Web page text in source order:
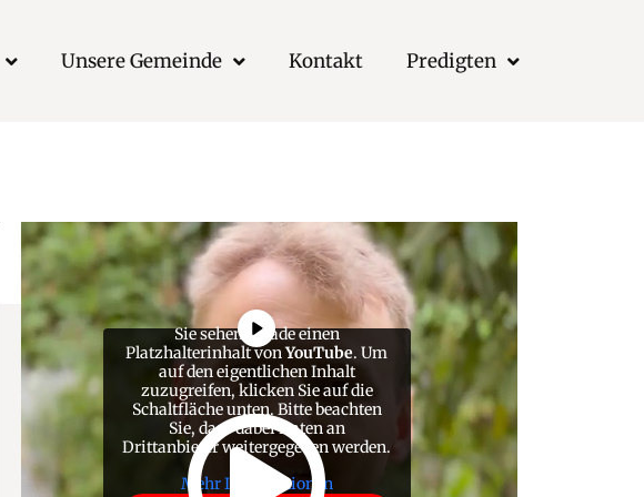
Unsere Gemeinde Kontakt Predigten
Sie sehen gerade einen
Platzhalterinhalt vonYouTube. Um
auf den eigentlichen Inhalt
zuzugreifen, klicken Sie auf die
Schaltfläche unten. Bitte beachten
Sie, dass dabei Daten an
Drittanbieter weitergegeben werden.
Mehr Informationen